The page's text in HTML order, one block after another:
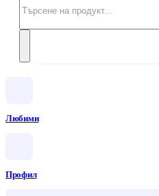
Любими
Профил